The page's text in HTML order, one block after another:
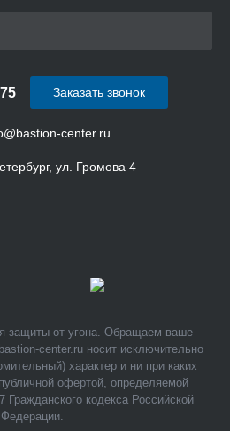
center.ru
Заказать звонок
ул. Громова 4
защиты от угона. Обращаем ваше
center.ru носит исключительно
характер и ни при каких
офертой, определяемой
Гражданского кодекса Российской
Федерации.